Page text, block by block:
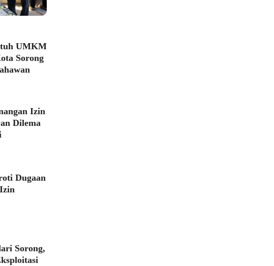
UMKM
Sorong
Izin
Dilema
Dugaan
Sorong,